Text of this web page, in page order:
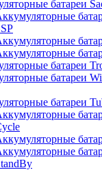
батареи
батареи
батареи
батареи